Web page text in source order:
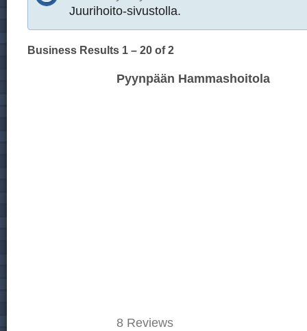
Juurihoito-sivustolla.
Business Results 1 – 20 of 2
Pyynpään Hammashoitola
8 Reviews